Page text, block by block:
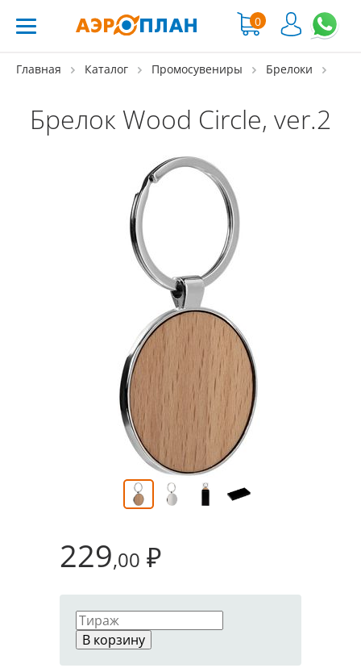
0
Главная Каталог Промосувениры Брелоки
Брелок Wood Circle, ver.2
229,00 ₽
В корзину